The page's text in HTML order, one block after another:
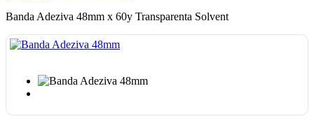
Banda Adeziva 48mm x 60y Transparenta Solvent